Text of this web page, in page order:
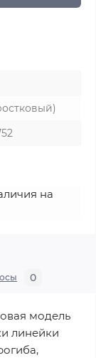
на
0
модель
линейки